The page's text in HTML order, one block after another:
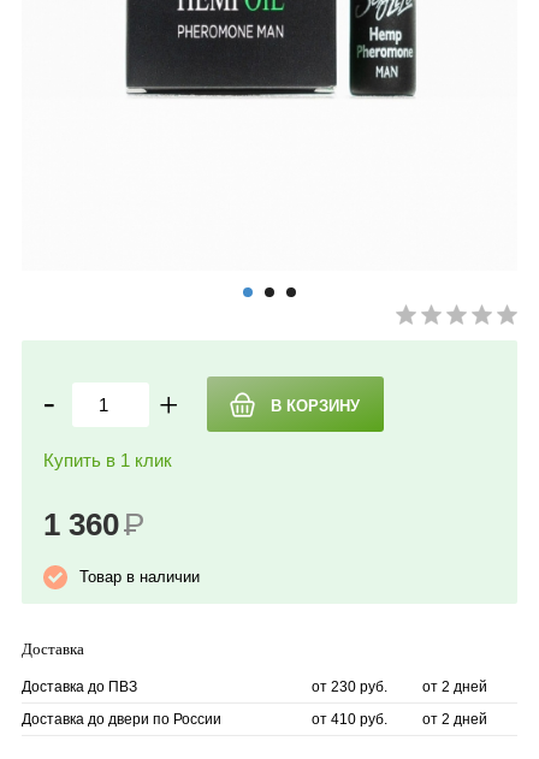
- +
Купить в 1 клик
1 360Р
Товар в наличии
Доставка
Доставка до ПВЗ от 230 руб.
от 2 дней
Доставка до двери по России
от 410 руб. от 2 дней